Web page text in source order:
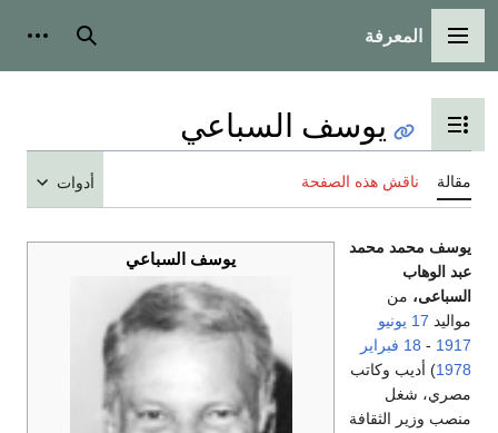
القائمة الرئيسية
المعرفة بحث
تبديل عرض جدول المحتويات
يوسف السباعي
مقالة ناقش هذه الصفحة أدوات
يوسف السباعي
يوسف محمد محمد
عبد الوهاب
السباعى، من
مواليد 17 يونيو
1917
- 18 فبراير
1978) أديب وكاتب
مصري، شغل
منصب وزير الثقافة